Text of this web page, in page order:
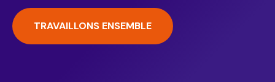
TRAVAILLONS ENSEMBLE